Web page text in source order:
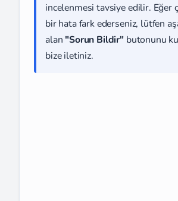
incelenmesi tavsiye edilir. Eğer
bir hata fark ederseniz, lütfen
alan "Sorun Bildir" butonunu
bize iletiniz.